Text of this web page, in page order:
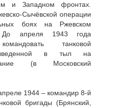
и Западном фронтах.
Сычёвской операции
боях на Ржевском
До апреля 1943 года
танковой
в тыл на
(в Московский
1944 – командир 8-й
бригады (Брянский,